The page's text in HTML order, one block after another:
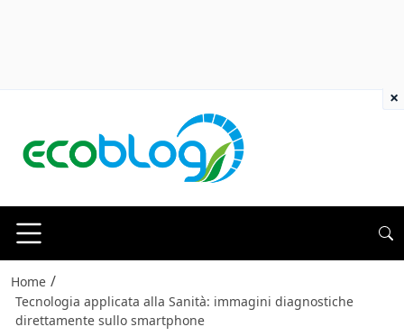
Home /
Tecnologia applicata alla Sanità: immagini diagnostiche
direttamente sullo smartphone
×